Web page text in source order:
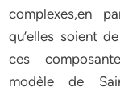
complexes,en
qu’elles soient
ces
modèle de